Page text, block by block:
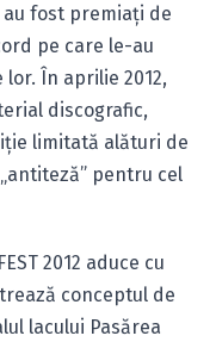
fost premiaţi de
pe care le-au
În aprilie 2012,
discografic,
limitată alături de
„antiteză” pentru cel
2012 aduce cu
conceptul de
lacului Pasărea